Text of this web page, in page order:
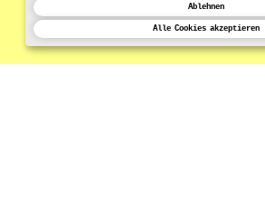
Ablehnen
Alle Cookies akzeptieren